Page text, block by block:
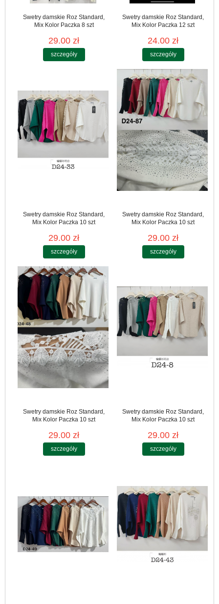
Swetry damskie Roz Standard,
Mix Kolor Paczka 8 szt
29.00 zł
szczegóły
Swetry damskie Roz Standard,
Mix Kolor Paczka 12 szt
24.00 zł
szczegóły
Swetry damskie Roz Standard,
Mix Kolor Paczka 10 szt
29.00 zł
szczegóły
Swetry damskie Roz Standard,
Mix Kolor Paczka 10 szt
29.00 zł
szczegóły
Swetry damskie Roz Standard,
Mix Kolor Paczka 10 szt
29.00 zł
szczegóły
Swetry damskie Roz Standard,
Mix Kolor Paczka 10 szt
29.00 zł
szczegóły